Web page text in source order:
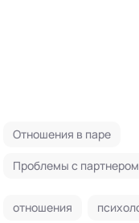
Отношения в паре
Проблемы с партнером
отношения